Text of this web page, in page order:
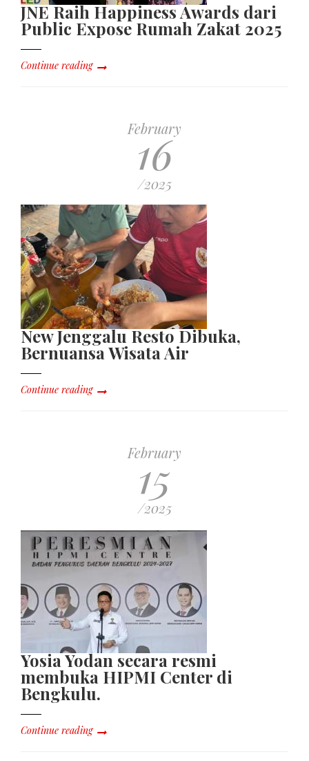
JNE Raih Happiness Awards dari
Public Expose Rumah Zakat 2025
Continue reading
February
16
/2025
New Jenggalu Resto Dibuka,
Bernuansa Wisata Air
Continue reading
February
15
/2025
Yosia Yodan secara resmi
membuka HIPMI Center di
Bengkulu.
Continue reading